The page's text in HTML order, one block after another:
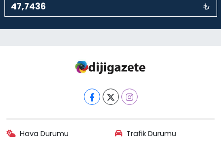
₺
Hava Durumu Trafik Durumu